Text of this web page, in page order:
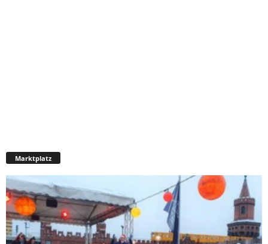
Marktplatz